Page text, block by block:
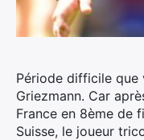
Période difficile que
Griezmann. Car
France en 8ème de
Suisse, le joueur